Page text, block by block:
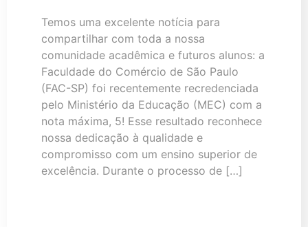
Temos uma excelente notícia para
compartilhar com toda a nossa
comunidade acadêmica e futuros alunos: a
Faculdade do Comércio de São Paulo
(FAC-SP) foi recentemente recredenciada
pelo Ministério da Educação (MEC) com a
nota máxima, 5! Esse resultado reconhece
nossa dedicação à qualidade e
compromisso com um ensino superior de
excelência. Durante o processo de […]